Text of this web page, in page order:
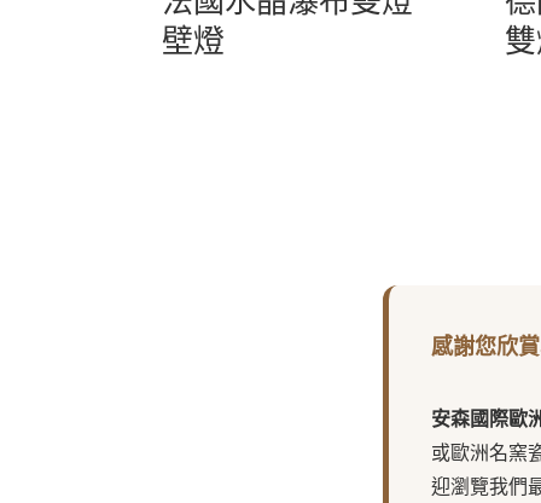
壁燈
感謝您欣
安森國際歐
或歐洲名窯
迎瀏覽我們